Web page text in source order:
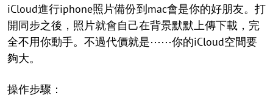
iCloud進行iphone照片備份到mac會是你的好朋友。打
開同步之後，照片就會自己在背景默默上傳下載，完
全不用你動手。不過代價就是⋯⋯你的iCloud空間要
夠大。
操作步驟：